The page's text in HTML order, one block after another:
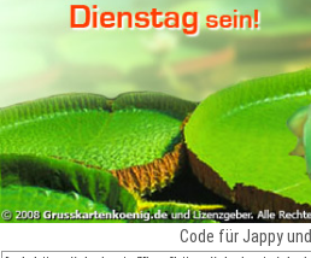
Code für Jappy und